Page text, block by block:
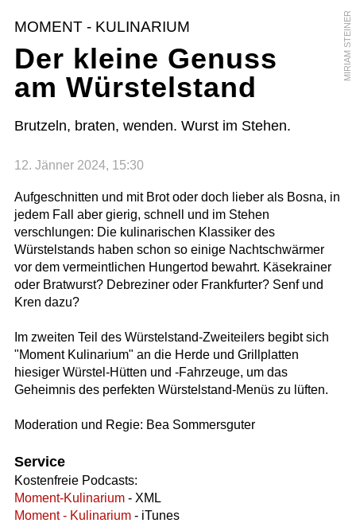
MIRIAM STEINER
MOMENT - KULINARIUM
Der kleine Genuss
am Würstelstand
Brutzeln, braten, wenden. Wurst im Stehen.
12. Jänner 2024, 15:30
Aufgeschnitten und mit Brot oder doch lieber als Bosna, in
jedem Fall aber gierig, schnell und im Stehen
verschlungen: Die kulinarischen Klassiker des
Würstelstands haben schon so einige Nachtschwärmer
vor dem vermeintlichen Hungertod bewahrt. Käsekrainer
oder Bratwurst? Debreziner oder Frankfurter? Senf und
Kren dazu?
Im zweiten Teil des Würstelstand-Zweiteilers begibt sich
"Moment Kulinarium" an die Herde und Grillplatten
hiesiger Würstel-Hütten und -Fahrzeuge, um das
Geheimnis des perfekten Würstelstand-Menüs zu lüften.
Moderation und Regie: Bea Sommersguter
Service
Kostenfreie Podcasts:
Moment-Kulinarium- XML
Moment - Kulinarium- iTunes